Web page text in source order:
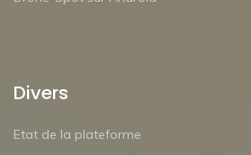
Divers
Etat de la plateforme